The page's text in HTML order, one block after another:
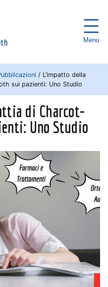
Menu
/ L’impatto della
sui pazienti: Uno Studio
di Charcot-
Uno Studio